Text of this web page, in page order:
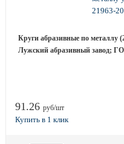
Круги абразивные по металлу
Лужский абразивный завод;
91.26 руб/шт